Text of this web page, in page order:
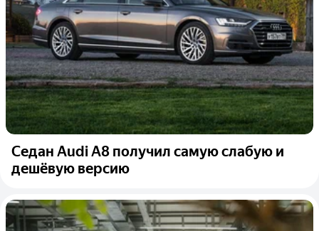
Седан Audi A8 получил самую слабую и
дешёвую версию